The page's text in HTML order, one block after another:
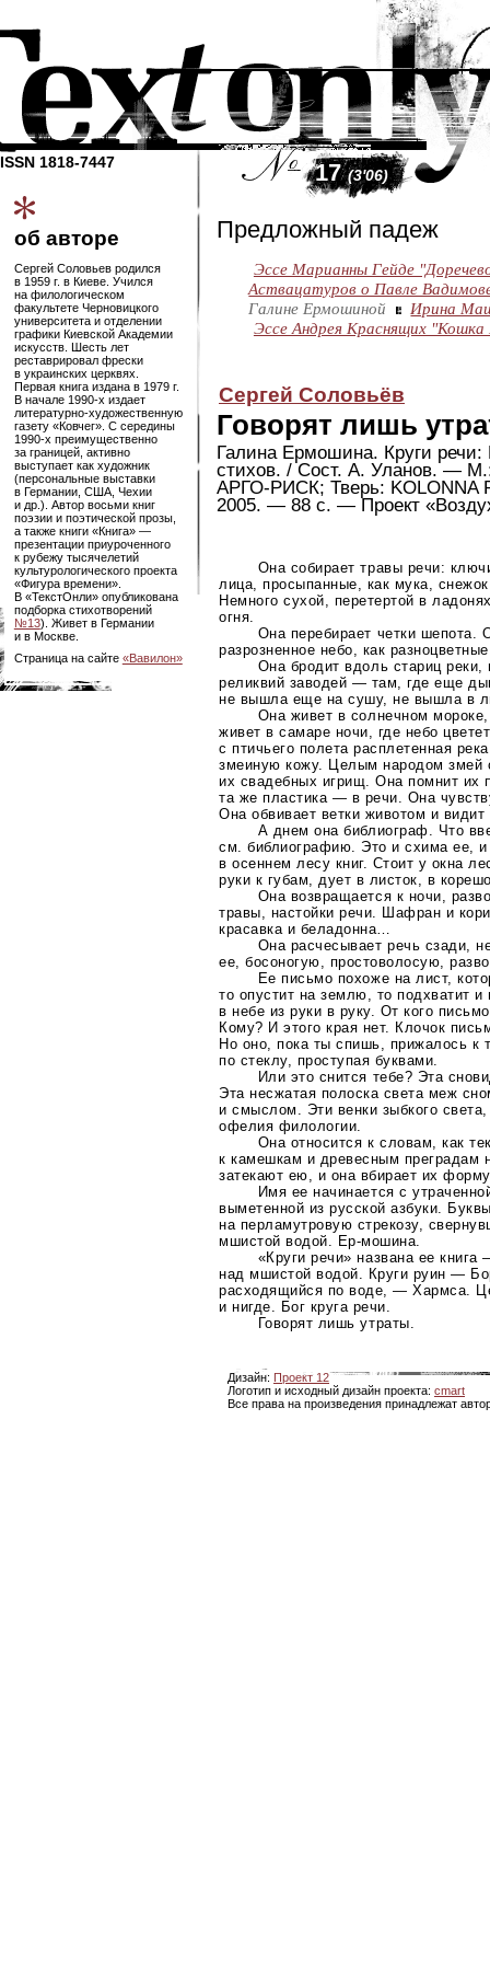
ISSN 1818-7447
об авторе
Сергей Соловьев родился
в 1959 г. в Киеве. Учился
на филологическом
факультете Черновицкого
университета и отделении
графики Киевской Академии
искусств. Шесть лет
реставрировал фрески
в украинских церквях.
Первая книга издана в 1979 г.
В начале 1990-х издает
литературно-художественную
газету «Ковчег». С середины
1990-х преимущественно
за границей, активно
выступает как художник
(персональные выставки
в Германии, США, Чехии
и др.). Автор восьми книг
поэзии и поэтической прозы,
а также книги «Книга» —
презентации приуроченного
к рубежу тысячелетий
культурологического проекта
«Фигура времени».
В «ТекстОнли» опубликована
подборка стихотворений
№13). Живет в Германии
и в Москве.
Страница на сайте «Вавилон»
17(3'06)
Предложный падеж
Эссе Марианны Гейде
Аствацатуров о Павле
Галине Ермошиной
Ирина
Эссе Андрея Краснящих
Сергей Соловьёв
Говорят лишь
Галина Ермошина. Круги речи:
стихов. / Cост. А. Уланов. —
АРГО-РИСК; Тверь: KOLONNA
2005. — 88 с. — Проект
Она собирает травы речи:
лица, просыпанные, как мука,
Немного сухой, перетертой в
огня.
Она перебирает четки шепота.
разрозненное небо, как
Она бродит вдоль стариц
реликвий заводей — там, где еще
не вышла еще на сушу, не вышла в
Она живет в солнечном
живет в самаре ночи, где небо
с птичьего полета расплетенная
змеиную кожу. Целым народом змей
их свадебных игрищ. Она помнит
та же пластика — в речи. Она
Она обвивает ветки животом и
А днем она библиограф. Что
см. библиографию. Это и схима ее,
в осеннем лесу книг. Стоит у окна
руки к губам, дует в листок, в
Она возвращается к ночи,
травы, настойки речи. Шафран и
красавка и беладонна…
Она расчесывает речь сзади,
ее, босоногую, простоволосую,
Ее письмо похоже на лист,
то опустит на землю, то подхватит и
в небе из руки в руку. От кого
Кому? И этого края нет. Клочок
Но оно, пока ты спишь, прижалось к
по стеклу, проступая буквами.
Или это снится тебе? Эта
Эта несжатая полоска света меж
и смыслом. Эти венки зыбкого
офелия филологии.
Она относится к словам, как
к камешкам и древесным преградам
затекают ею, и она вбирает их
Имя ее начинается с
выметенной из русской азбуки.
на перламутровую стрекозу,
мшистой водой. Ер-мошина
«Круги речи» названа ее
над мшистой водой. Круги руин —
расходящийся по воде, — Хармса.
и нигде. Бог круга речи.
Говорят лишь утраты.
Дизайн: Проект 12
Логотип и исходный дизайн проекта: cmart
Все права на произведения принадлежат